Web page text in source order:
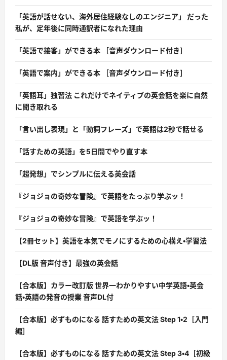
「英語が話せない、海外居住経験なしのエンジニア」 だった
私が、定年後に同時通訳者になれた理由
「英語で接客」ができる本 ［音声ダウンロード付き］
「英語で案内」ができる本 ［音声ダウンロード付き］
「英語耳」独習法 これだけでネイティブの英会話を楽に自然
に聞き取れる
「言い出し表現」と「動詞フレーズ」で英語は2秒で話せる
「話すための英語」を5日間でやり直す本
「超発想」でシンプルに伝える英会話
『ジョジョの奇妙な冒険』で英語をたっぷり学ぶッ！
『ジョジョの奇妙な冒険』で英語を学ぶッ！
【2冊セット】英語を本気でモノにするための心構え・学習法
【DL版 音声付き】最強の英会話
【合本版】カラー改訂版 世界一わかりやすい中学英語・英会
話・英語の発音の授業 音声DL付
【合本版】必ずものになる 話すための英文法 Step 1・2［入門
編］
【合本版】必ずものになる 話すための英文法 Step 3・4［初級